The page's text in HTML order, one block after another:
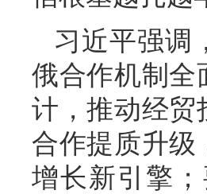
习近平强调
俄合作机制全
计，推动经贸
合作提质升级
增长新引擎